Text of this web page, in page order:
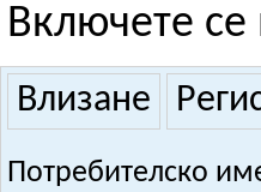
Включете се
Влизане
Потребителско